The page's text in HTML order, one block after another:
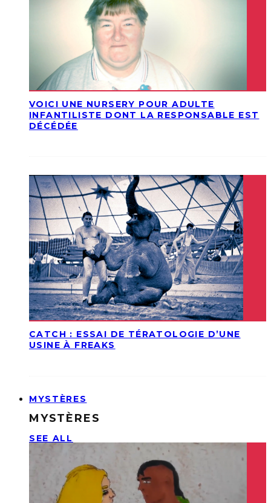
VOICI UNE NURSERY POUR ADULTE
INFANTILISTE DONT LA RESPONSABLE EST
DÉCÉDÉE
CATCH : ESSAI DE TÉRATOLOGIE D’UNE
USINE À FREAKS
MYSTÈRES
MYSTÈRES
SEE ALL